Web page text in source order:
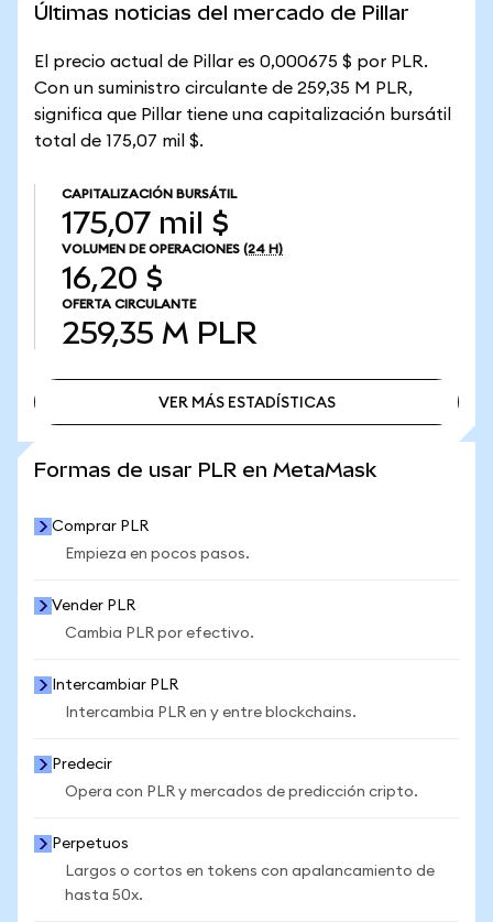
Últimas noticias del mercado de Pillar
El precio actual de Pillar es 0,000675 $ por PLR.
Con un suministro circulante de 259,35 M PLR,
significa que Pillar tiene una capitalización bursátil
total de 175,07 mil $.
CAPITALIZACIÓN BURSÁTIL
175,07 mil $
VOLUMEN DE OPERACIONES (24 H)
16,20 $
OFERTA CIRCULANTE
259,35 M PLR
VER MÁS ESTADÍSTICAS
Formas de usar PLR en MetaMask
Comprar PLR
Empieza en pocos pasos.
Vender PLR
Cambia PLR por efectivo.
Intercambiar PLR
Intercambia PLR en y entre blockchains.
Predecir
Opera con PLR y mercados de predicción cripto.
Perpetuos
Largos o cortos en tokens con apalancamiento de
hasta 50x.